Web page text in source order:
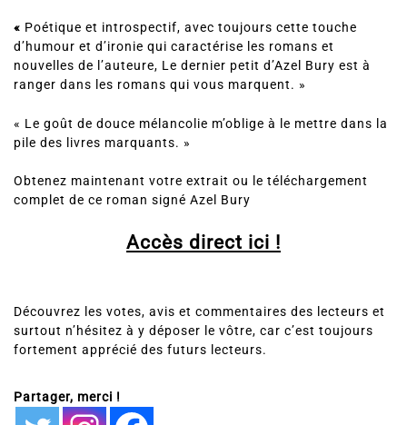
« Poétique et introspectif, avec toujours cette touche
d’humour et d’ironie qui caractérise les romans et
nouvelles de l’auteure, Le dernier petit d’Azel Bury est à
ranger dans les romans qui vous marquent. »
« Le goût de douce mélancolie m’oblige à le mettre dans la
pile des livres marquants. »
Obtenez maintenant votre extrait ou le téléchargement
complet de ce roman signé Azel Bury
Accès direct ici !
Découvrez les votes, avis et commentaires des lecteurs et
surtout n’hésitez à y déposer le vôtre, car c’est toujours
fortement apprécié des futurs lecteurs.
Partager, merci !